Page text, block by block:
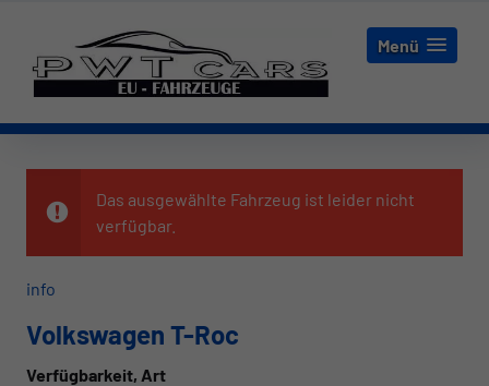
Menü
Das ausgewählte Fahrzeug ist leider nicht
verfügbar.
info
Volkswagen T-Roc
Verfügbarkeit, Art